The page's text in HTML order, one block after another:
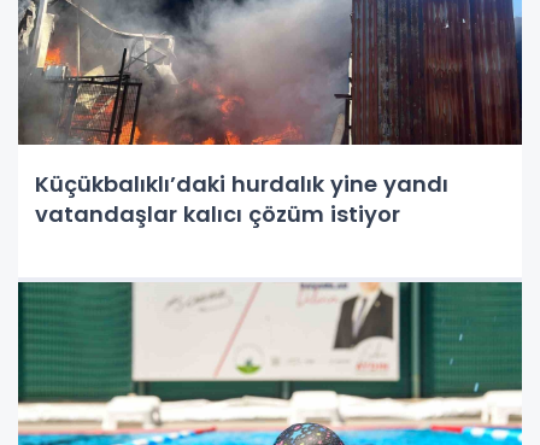
Küçükbalıklı’daki hurdalık yine yandı
vatandaşlar kalıcı çözüm istiyor